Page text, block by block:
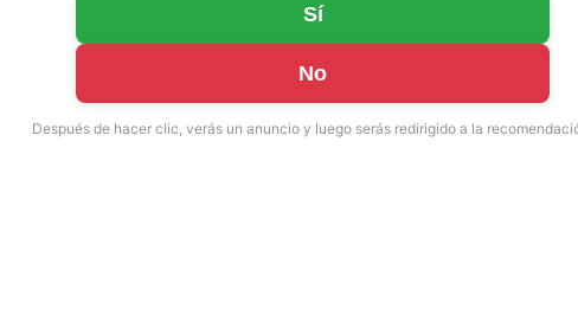
Sí
No
Después de hacer clic, verás un anuncio y luego serás redirigido a la